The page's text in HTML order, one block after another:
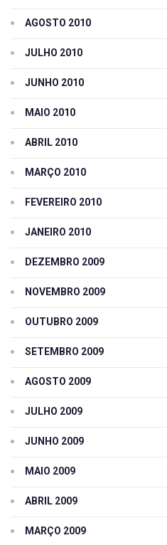
AGOSTO 2010
JULHO 2010
JUNHO 2010
MAIO 2010
ABRIL 2010
MARÇO 2010
FEVEREIRO 2010
JANEIRO 2010
DEZEMBRO 2009
NOVEMBRO 2009
OUTUBRO 2009
SETEMBRO 2009
AGOSTO 2009
JULHO 2009
JUNHO 2009
MAIO 2009
ABRIL 2009
MARÇO 2009